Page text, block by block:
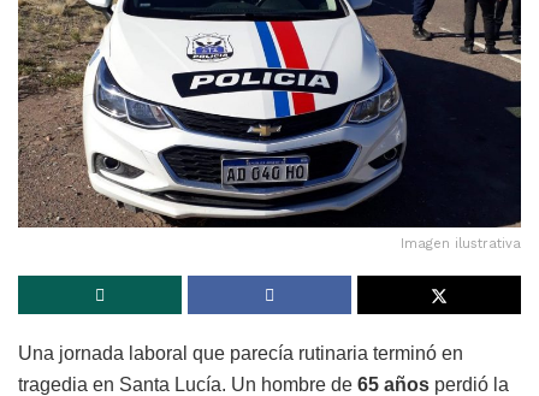
Imagen ilustrativa
Una jornada laboral que parecía rutinaria terminó en
tragedia en Santa Lucía. Un hombre de 65 años perdió la